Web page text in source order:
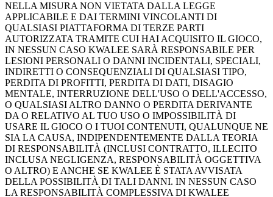
NELLA MISURA NON VIETATA DALLA LEGGE
APPLICABILE E DAI TERMINI VINCOLANTI DI
QUALSIASI PIATTAFORMA DI TERZE PARTI
AUTORIZZATA TRAMITE CUI HAI ACQUISITO IL GIOCO,
IN NESSUN CASO KWALEE SARÀ RESPONSABILE PER
LESIONI PERSONALI O DANNI INCIDENTALI, SPECIALI,
INDIRETTI O CONSEQUENZIALI DI QUALSIASI TIPO,
PERDITA DI PROFITTI, PERDITA DI DATI, DISAGIO
MENTALE, INTERRUZIONE DELL'USO O DELL'ACCESSO,
O QUALSIASI ALTRO DANNO O PERDITA DERIVANTE
DA O RELATIVO AL TUO USO O IMPOSSIBILITÀ DI
USARE IL GIOCO O I TUOI CONTENUTI, QUALUNQUE NE
SIA LA CAUSA, INDIPENDENTEMENTE DALLA TEORIA
DI RESPONSABILITÀ (INCLUSI CONTRATTO, ILLECITO
INCLUSA NEGLIGENZA, RESPONSABILITÀ OGGETTIVA
O ALTRO) E ANCHE SE KWALEE È STATA AVVISATA
DELLA POSSIBILITÀ DI TALI DANNI. IN NESSUN CASO
LA RESPONSABILITÀ COMPLESSIVA DI KWALEE